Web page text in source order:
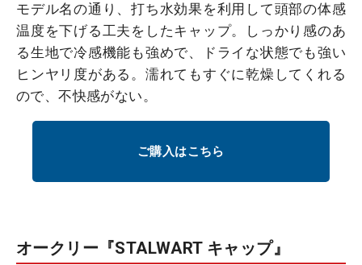
モデル名の通り、打ち水効果を利用して頭部の体感
温度を下げる工夫をしたキャップ。しっかり感のあ
る生地で冷感機能も強めで、ドライな状態でも強い
ヒンヤリ度がある。濡れてもすぐに乾燥してくれる
ので、不快感がない。
ご購入はこちら
オークリー『STALWART キャップ』